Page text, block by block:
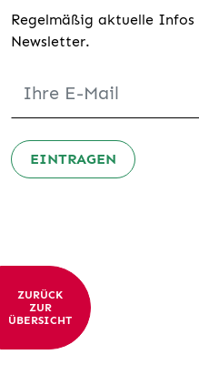
Regelmäßig aktuelle
Newsletter.
EINTRAGEN
ZURÜCK
ZUR
ÜBERSICHT